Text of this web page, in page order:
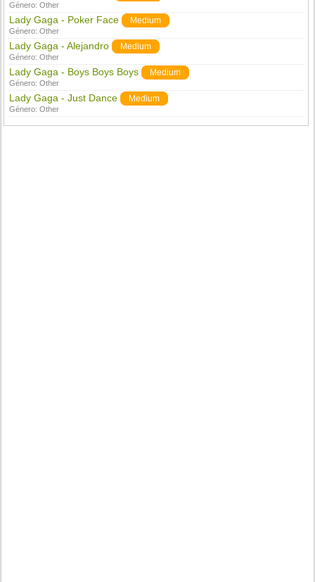
Género:Other
Lady Gaga - Poker Face Medium
Género:Other
Lady Gaga - Alejandro Medium
Género:Other
Lady Gaga - Boys Boys Boys Medium
Género:Other
Lady Gaga - Just Dance Medium
Género:Other